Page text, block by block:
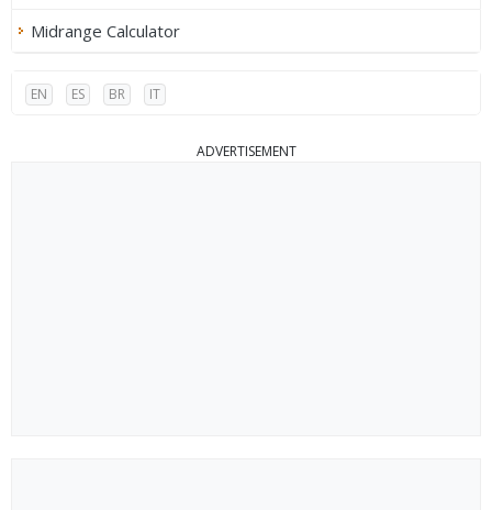
Midrange Calculator
EN ES BR IT
ADVERTISEMENT